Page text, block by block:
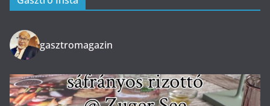
gasztromagazin